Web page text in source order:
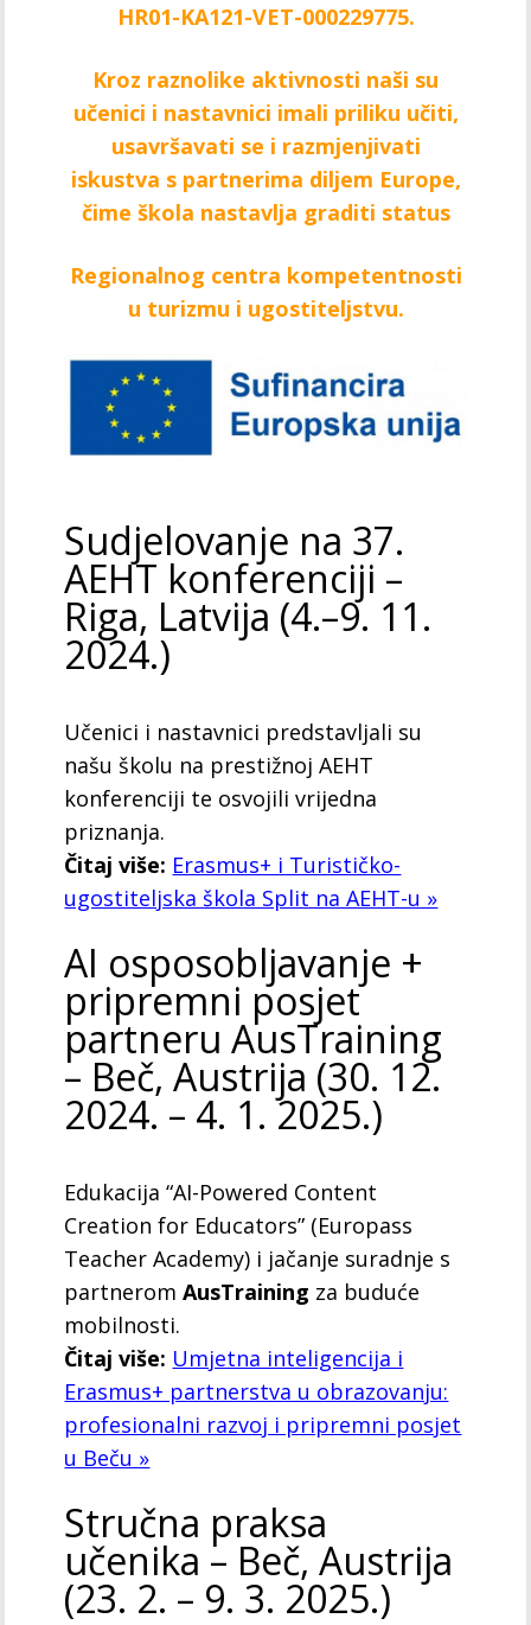
HR01-KA121-VET-000229775.
Kroz raznolike aktivnosti naši su
učenici i nastavnici imali priliku učiti,
usavršavati se i razmjenjivati
iskustva s partnerima diljem Europe,
čime škola nastavlja graditi status
Regionalnog centra kompetentnosti
u turizmu i ugostiteljstvu.
Sudjelovanje na 37.
AEHT konferenciji –
Riga, Latvija (4.–9. 11.
2024.)
Učenici i nastavnici predstavljali su
našu školu na prestižnoj AEHT
konferenciji te osvojili vrijedna
priznanja.
Čitaj više: Erasmus+ i Turističko-
ugostiteljska škola Split na AEHT-u »
AI osposobljavanje +
pripremni posjet
partneru AusTraining
– Beč, Austrija (30. 12.
2024. – 4. 1. 2025.)
Edukacija “AI-Powered Content
Creation for Educators” (Europass
Teacher Academy) i jačanje suradnje s
partneromAusTraining za buduće
mobilnosti.
Čitaj više: Umjetna inteligencija i
Erasmus+ partnerstva u obrazovanju:
profesionalni razvoj i pripremni posjet
u Beču »
Stručna praksa
učenika – Beč, Austrija
(23. 2. – 9. 3. 2025.)